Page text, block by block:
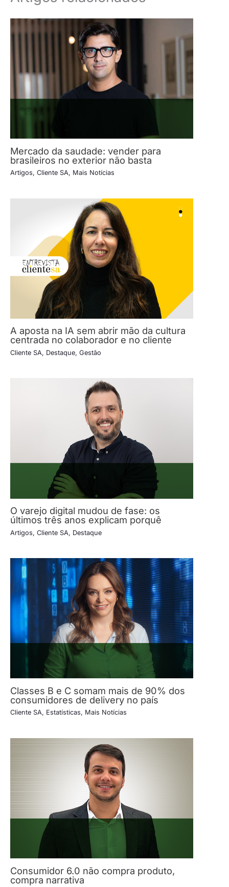
Mercado da saudade: vender para
brasileiros no exterior não basta
Artigos, Cliente SA, Mais Notícias
A aposta na IA sem abrir mão da cultura
centrada no colaborador e no cliente
Cliente SA, Destaque, Gestão
O varejo digital mudou de fase: os
últimos três anos explicam porquê
Artigos, Cliente SA, Destaque
Classes B e C somam mais de 90% dos
consumidores de delivery no país
Cliente SA, Estatísticas, Mais Notícias
Consumidor 6.0 não compra produto,
compra narrativa